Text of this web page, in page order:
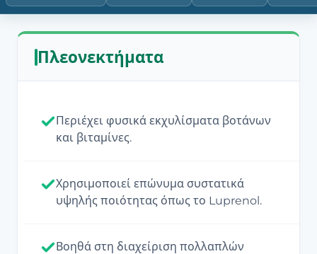
Πλεονεκτήματα
Περιέχει φυσικά εκχυλίσματα βοτάνων
και βιταμίνες.
Χρησιμοποιεί επώνυμα συστατικά
υψηλής ποιότητας όπως το Luprenol.
Βοηθά στη διαχείριση πολλαπλών